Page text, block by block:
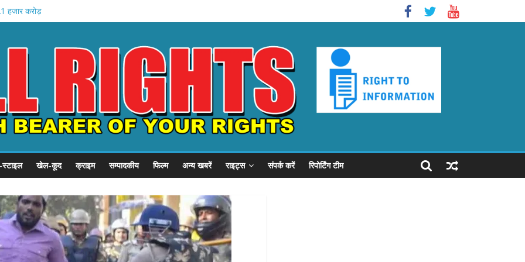
हजार करोड़
समस्याएं
की शुरुआत
दौरा
खेल-कूद क्राइम सम्पादकीय फिल्म अन्य खबरें राइट्स संपर्क करें रिपोर्टिंग टीम